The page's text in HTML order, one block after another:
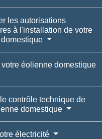
les autorisations
à l'installation de votre
votre éolienne domestique
contrôle technique de
domestique
électricité